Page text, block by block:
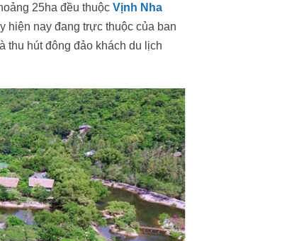
25ha đều thuộc Vịnh Nha
hiện nay đang trực thuộc của ban
thu hút đông đảo khách du lịch